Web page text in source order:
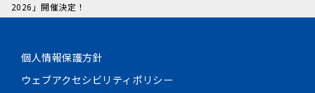
2026」開催決定！
個人情報保護方針
ウェブアクセシビリティポリシー